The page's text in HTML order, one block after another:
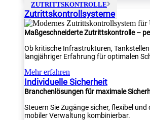
ZUTRITTSKONTROLLE
Zutrittskontrollsysteme
Maßgeschneiderte Zutrittskontrolle –
Ob kritische Infrastrukturen,
langjähriger Erfahrung für optimalen
Mehr erfahren
Individuelle Sicherheit
Branchenlösungen für maximale
Steuern Sie Zugänge sicher, flexibel
mobiler Verwaltung kombinierbar.